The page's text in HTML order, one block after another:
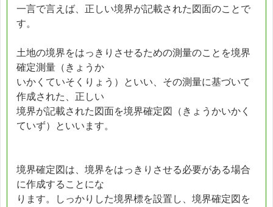
一言で言えば、正しい境界が記載された図面のことで
す。
土地の境界をはっきりさせるための測量のことを境界
確定測量（きょうか
いかくていそくりょう）といい、その測量に基づいて
作成された、正しい
境界が記載された図面を境界確定図（きょうかいかく
ていず）といいます。
境界確定図は、境界をはっきりさせる必要がある場合
に作成することにな
ります。しっかりした境界標を設置し、境界確定図を